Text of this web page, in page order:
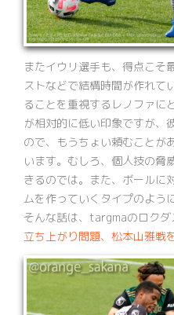
またイウリ選手も、得点こそ
ストなどで結構時間が作れて
ることを重視するレノファに
が相対的に低い印象ですが、
ので、もうちょい頼むことが
います。むしろ、個人技の脅
きるのでは。また、ボールに
ムを作っていくタイプのよう
そんな話は、targmaのロクダ
立ち上がり問題、松本山雅戦